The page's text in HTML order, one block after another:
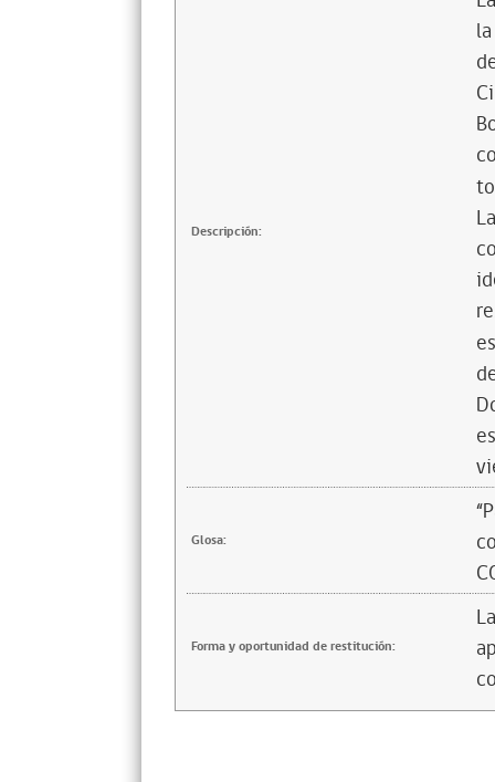
Descripción:
Glosa:
Forma y oportunidad de restitución: